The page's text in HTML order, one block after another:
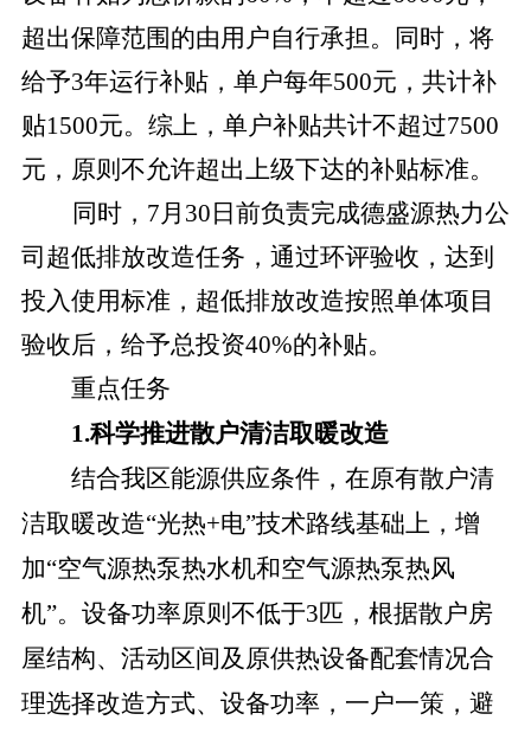
超出保障范围的由用户自行承担。同时，将
给予3年运行补贴，单户每年500元，共计补
贴1500元。综上，单户补贴共计不超过7500
元，原则不允许超出上级下达的补贴标准。
同时， 7月30日前负责完成德盛源热力公
司超低排放改造任务，通过环评验收，达到
投入使用标准，超低排放改造按照单体项目
验收后，给予总投资40%的补贴。
重点任务
1.科学推进散户清洁取暖改造
结合我区能源供应条件，在原有散户清
洁取暖改造“光热+电”技术路线基础上，增
加“空气源热泵热水机和空气源热泵热风
机”。设备功率原则不低于3匹，根据散户房
屋结构、活动区间及原供热设备配套情况合
理选择改造方式、设备功率，一户一策，避